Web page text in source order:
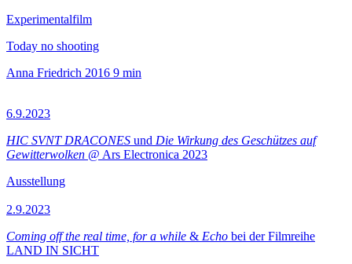
Experimentalfilm
Today no shooting
Anna Friedrich 2016 9 min
6.9.2023
HIC SVNT DRACONES und Die Wirkung des Geschützes auf
Gewitterwolken @ Ars Electronica 2023
Ausstellung
2.9.2023
Coming off the real time, for a while & Echo bei der Filmreihe
LAND IN SICHT